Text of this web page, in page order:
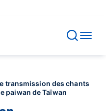
transmission des chants
paiwan de Taïwan